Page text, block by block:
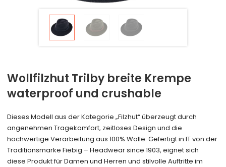
Wollfilzhut Trilby breite Krempe
waterproof und crushable
Dieses Modell aus der Kategorie „Filzhut“ überzeugt durch
angenehmen Tragekomfort, zeitloses Design und die
hochwertige Verarbeitung aus 100% Wolle. Gefertigt in IT von der
Traditionsmarke Fiebig – Headwear since 1903, eignet sich
diese Produkt für Damen und Herren und stilvolle Auftritte im